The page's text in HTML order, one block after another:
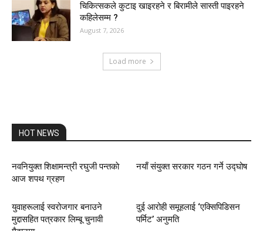
चिकित्सकले कुटाइ खाइरहने र बिरामीले सास्ती पाइरहने
कहिलेसम्म ?
August 7, 2026
Load more
HOT NEWS
नवनियुक्त शिक्षामन्त्री रघुजी पन्तकाे
आज शपथ ग्रहण
नयाँ संयुक्त सरकार गठन गर्ने उद्घोष
युवाहरूलाई स्वरोजगार बनाउने
मुद्दासहित पत्रकार लिम्बू चुनावी
दुई आरोही समूहलाई ‘एक्सिपिडिसन
पर्मिट’ अनुमति